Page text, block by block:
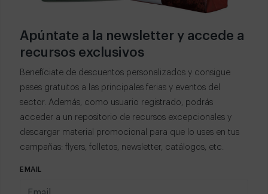
Apúntate a la newsletter y accede a
recursos exclusivos
Benefíciate de descuentos personalizados y consigue
pases gratuitos a las principales ferias y eventos del
sector. Además, como usuario registrado, podrás
acceder a un repositorio de recursos excepcionales y
descargar material promocional para que lo uses en tus
campañas: flyers, folletos, newsletter, catálogos, etc.
EMAIL